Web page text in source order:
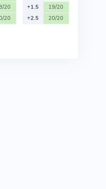
20
20
+1.5
19/20
+2.5
20/20